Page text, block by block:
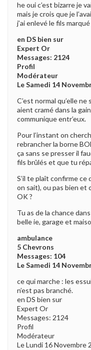
he oui c’est bizarre je
mais je crois que je
j’ai enlevé le fils
en DS bien sur
Expert Or
Messages: 2124
Profil
Modérateur
Le Samedi 14
C’est normal qu’elle
aient cramé dans la
communique entr’eux.
Pour l’instant on
rebrancher la borne
ça sans se presser il
fils brûlés et que tu
S’il te plaît confirme ce
on sait), ou pas bien et
OK ?
Tu as de la chance
belle ie, garage et
ambulance
5 Chevrons
Messages: 104
Le Samedi 14
ce qui marche : les
n’est pas branché.
en DS bien sur
Expert Or
Messages: 2124
Profil
Modérateur
Le Lundi 16 Novembre